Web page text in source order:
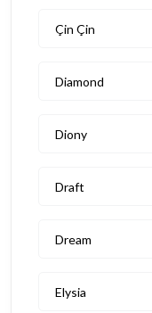
Çin Çin
Diamond
Diony
Draft
Dream
Elysia